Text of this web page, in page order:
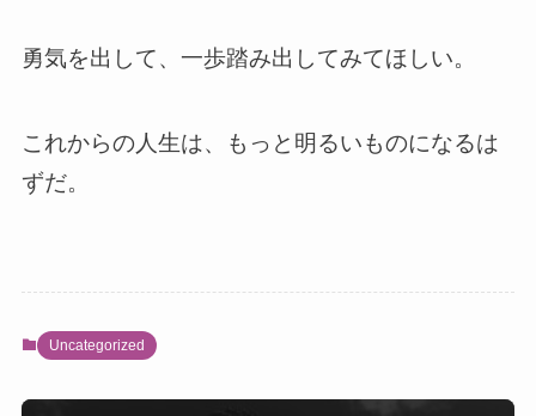
勇気を出して、一歩踏み出してみてほしい。
これからの人生は、もっと明るいものになるは
ずだ。
Uncategorized